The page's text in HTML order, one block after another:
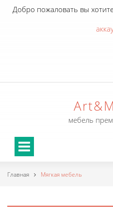
Добро пожаловать вы
мебель
Главная Мягкая мебель